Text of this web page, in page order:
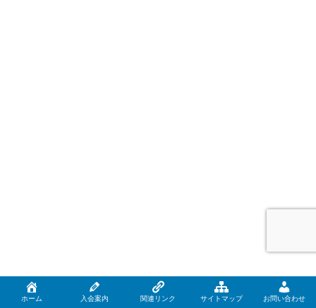
ホーム 入会案内 関連リンク サイトマップ お問い合わせ